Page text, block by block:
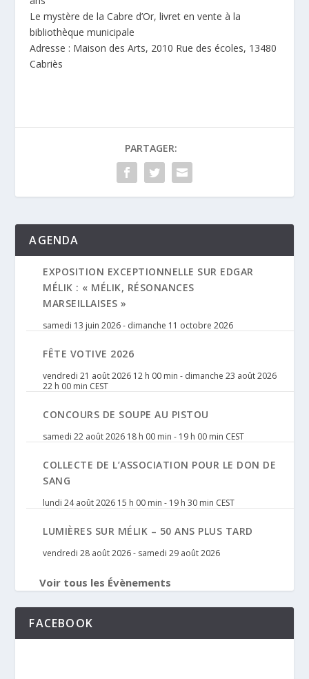
Le mystère de la Cabre d’Or, livret en vente à la
bibliothèque municipale
Adresse : Maison des Arts, 2010 Rue des écoles, 13480
Cabriès
PARTAGER:
AGENDA
EXPOSITION EXCEPTIONNELLE SUR EDGAR
MÉLIK : « MÉLIK, RÉSONANCES
MARSEILLAISES »
samedi 13 juin 2026- dimanche 11 octobre 2026
FÊTE VOTIVE 2026
vendredi 21 août 2026 12 h 00 min - dimanche 23 août 2026
22 h 00 min CEST
CONCOURS DE SOUPE AU PISTOU
samedi 22 août 2026 18 h 00 min - 19 h 00 min CEST
COLLECTE DE L’ASSOCIATION POUR LE DON DE
SANG
lundi 24 août 2026 15 h 00 min - 19 h 30 min CEST
LUMIÈRES SUR MÉLIK – 50 ANS PLUS TARD
vendredi 28 août 2026- samedi 29 août 2026
Voir tous les Évènements
FACEBOOK